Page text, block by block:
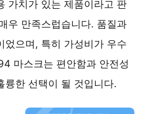
가치가 있는 제품이라고 판
우 만족스럽습니다. 품질과
었으며, 특히 가성비가 우수
마스크는 편안함과 안전성
륭한 선택이 될 것입니다.